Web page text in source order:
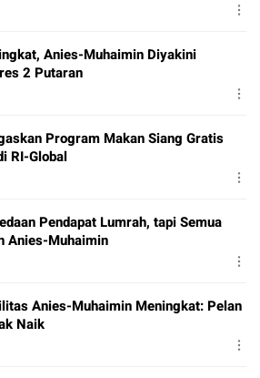
Anies-Muhaimin Diyakini
2 Putaran
Program Makan Siang Gratis
RI-Global
Pendapat Lumrah, tapi Semua
Anies-Muhaimin
Anies-Muhaimin Meningkat: Pelan
Naik